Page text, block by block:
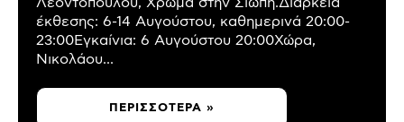
έκθεσης: 6-14 Αυγούστου, καθημερινά 20:00-
23:00Εγκαίνια: 6 Αυγούστου 20:00Χώρα,
Νικολάου...
ΠΕΡΙΣΣΌΤΕΡΑ »